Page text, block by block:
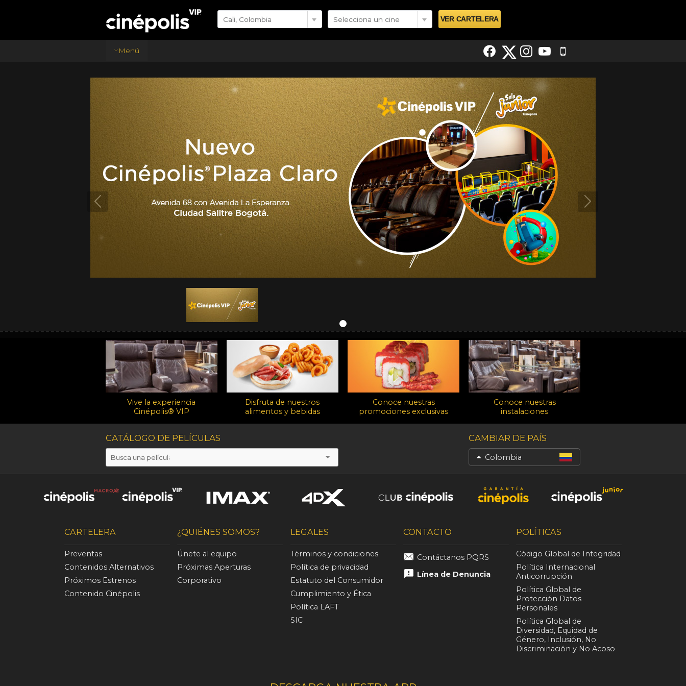
Cali, Colombia Selecciona un cine
Menú
Vive la experiencia
Cinépolis® VIP
Disfruta de nuestros
alimentos y bebidas
Conoce nuestras
promociones exclusivas
Conoce nuestras
instalaciones
CATÁLOGO DE PELÍCULAS CAMBIAR DE PAÍS
Colombia
CARTELERA
Preventas
Contenidos Alternativos
Próximos Estrenos
Contenido Cinépolis
¿QUIÉNES SOMOS?
Únete al equipo
Próximas Aperturas
Corporativo
LEGALES
Términos y condiciones
Política de privacidad
Estatuto del Consumidor
Cumplimiento y Ética
Política LAFT
SIC
CONTACTO
Contáctanos PQRS
Línea de Denuncia
POLÍTICAS
Código Global de Integridad
Política Internacional
Anticorrupción
Política Global de
Protección Datos
Personales
Política Global de
Diversidad, Equidad de
Género, Inclusión, No
Discriminación y No Acoso